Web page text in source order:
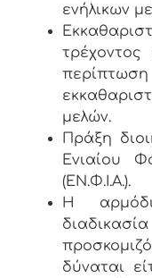
ενήλικων
μελών.
Πράξη
Ενιαίου
(ΕΝ.Φ.Ι.Α.).
Η
δύναται